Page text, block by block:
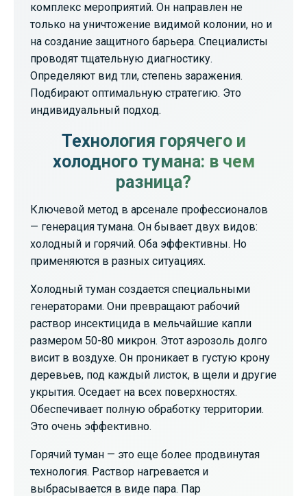
комплекс мероприятий. Он направлен не
только на уничтожение видимой колонии, но и
на создание защитного барьера. Специалисты
проводят тщательную диагностику.
Определяют вид тли, степень заражения.
Подбирают оптимальную стратегию. Это
индивидуальный подход.
Технология горячего и
холодного тумана: в чем
разница?
Ключевой метод в арсенале профессионалов
— генерация тумана. Он бывает двух видов:
холодный и горячий. Оба эффективны. Но
применяются в разных ситуациях.
Холодный туман создается специальными
генераторами. Они превращают рабочий
раствор инсектицида в мельчайшие капли
размером 50-80 микрон. Этот аэрозоль долго
висит в воздухе. Он проникает в густую крону
деревьев, под каждый листок, в щели и другие
укрытия. Оседает на всех поверхностях.
Обеспечивает полную обработку территории.
Это очень эффективно.
Горячий туман — это еще более продвинутая
технология. Раствор нагревается и
выбрасывается в виде пара. Пар